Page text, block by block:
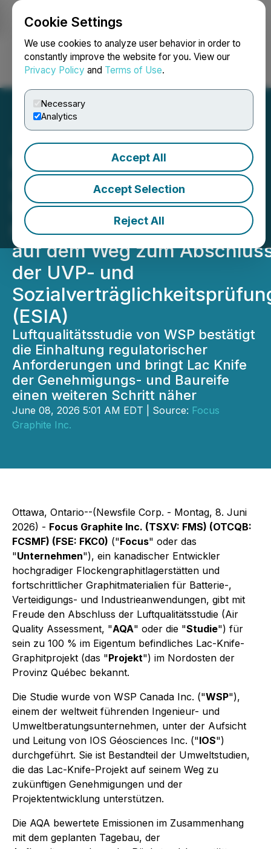
Cookie Settings
We use cookies to analyze user behavior in order to
constantly improve the website for you. View our
Privacy Policy and Terms of Use.
Necessary
Analytics
Accept All
Accept Selection
Reject All
Login Search Français
Focus Graphite schließt
Luftqualitätsstudie für das
Lac-Knife-Projekt ab und
macht weitere Fortschritte
auf dem Weg zum
der UVP- und
(ESIA)
Luftqualitätsstudie von WSP bestätigt
die Einhaltung regulatorischer
Anforderungen und bringt Lac Knife
der Genehmigungs- und Baureife
einen weiteren Schritt näher
June 08, 2026 5:01 AM EDT | Source: Focus
Graphite Inc.
Ottawa, Ontario--(Newsfile Corp. - Montag, 8. Juni
2026) - Focus Graphite Inc. (TSXV: FMS) (OTCQB:
FCSMF) (FSE: FKC0) ("Focus" oder das
"Unternehmen"), ein kanadischer Entwickler
hochgradiger Flockengraphitlagerstätten und
fortschrittlicher Graphitmaterialien für Batterie-,
Verteidigungs- und Industrieanwendungen, gibt mit
Freude den Abschluss der Luftqualitätsstudie (Air
Quality Assessment, "AQA" oder die "Studie") für
sein zu 100 % im Eigentum befindliches Lac-Knife-
Graphitprojekt (das "Projekt") im Nordosten der
Provinz Québec bekannt.
Die Studie wurde von WSP Canada Inc. ("WSP"),
einem der weltweit führenden Ingenieur- und
Umweltberatungsunternehmen, unter der Aufsicht
und Leitung von IOS Géosciences Inc. ("IOS")
durchgeführt. Sie ist Bestandteil der Umweltstudien,
die das Lac-Knife-Projekt auf seinem Weg zu
zukünftigen Genehmigungen und der
Projektentwicklung unterstützen.
Die AQA bewertete Emissionen im Zusammenhang
mit dem geplanten Tagebau, der